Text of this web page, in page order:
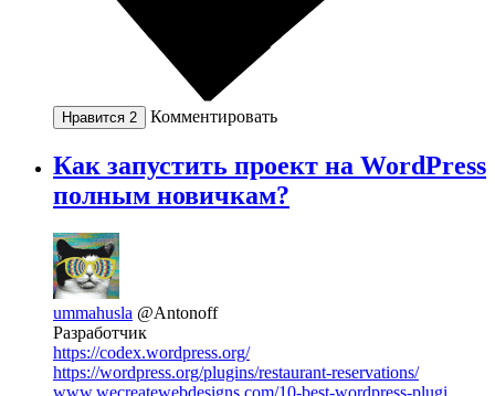
Нравится 2 Комментировать
Как запустить проект на WordPress
полным новичкам?
ummahusla @Antonoff
Разработчик
https://codex.wordpress.org/
https://wordpress.org/plugins/restaurant-reservations/